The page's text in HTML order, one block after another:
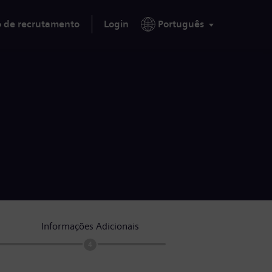
de recrutamento Login Português
Informações Adicionais